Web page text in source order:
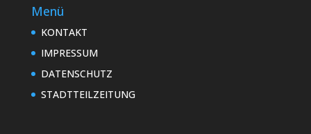
Menü
KONTAKT
IMPRESSUM
DATENSCHUTZ
STADTTEILZEITUNG